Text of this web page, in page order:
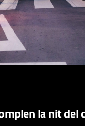
la nit del